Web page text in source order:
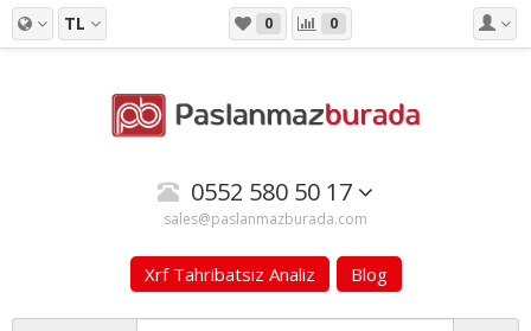
TL 0 0
0552 580 50 17
sales@paslanmazburada.com
Xrf Tahribatsız Analiz Blog